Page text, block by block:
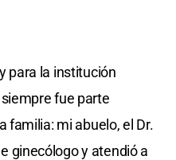
para la institución
fue parte
familia: mi abuelo, el Dr.
ginecólogo y atendió a